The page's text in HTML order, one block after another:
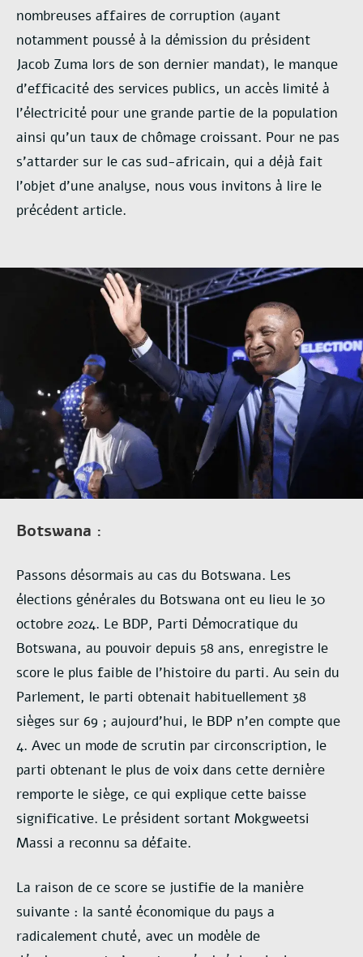
nombreuses affaires de corruption (ayant
notamment poussé à la démission du président
Jacob Zuma lors de son dernier mandat), le manque
d’efficacité des services publics, un accès limité à
l’électricité pour une grande partie de la population
ainsi qu’un taux de chômage croissant. Pour ne pas
s’attarder sur le cas sud-africain, qui a déjà fait
l’objet d’une analyse, nous vous invitons à lire le
précédent article.
Botswana :
Passons désormais au cas du Botswana. Les
élections générales du Botswana ont eu lieu le 30
octobre 2024. Le BDP, Parti Démocratique du
Botswana, au pouvoir depuis 58 ans, enregistre le
score le plus faible de l’histoire du parti. Au sein du
Parlement, le parti obtenait habituellement 38
sièges sur 69 ; aujourd’hui, le BDP n’en compte que
4. Avec un mode de scrutin par circonscription, le
parti obtenant le plus de voix dans cette dernière
remporte le siège, ce qui explique cette baisse
significative. Le président sortant Mokgweetsi
Massi a reconnu sa défaite.
La raison de ce score se justifie de la manière
suivante : la santé économique du pays a
radicalement chuté, avec un modèle de